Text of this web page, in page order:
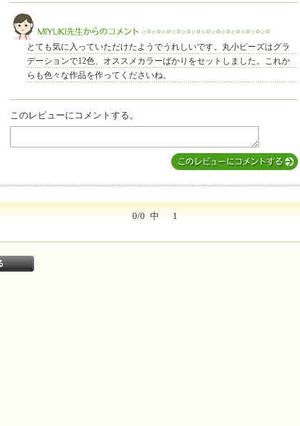
このレビューは参考になりましたか？
MIYUKI先生からのコメント
とても気に入っていただけたようでうれしいです。丸小ビーズはグラ
デーションで12色、オススメカラーばかりをセットしました。これか
らも色々な作品を作ってくださいね。
このレビューにコメントする。
0/0 中 1